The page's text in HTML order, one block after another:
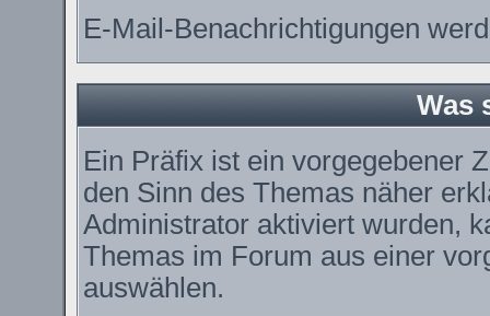
E-Mail-Benachrichtigungen
Was
Ein Präfix ist ein vorgegebener
den Sinn des Themas näher
Administrator aktiviert wurden,
Themas im Forum aus einer
auswählen.